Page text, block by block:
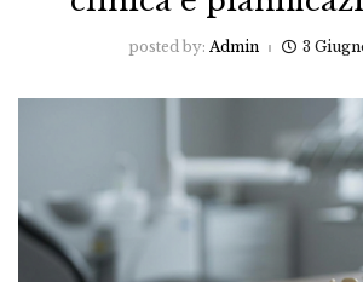
posted by: Admin 3